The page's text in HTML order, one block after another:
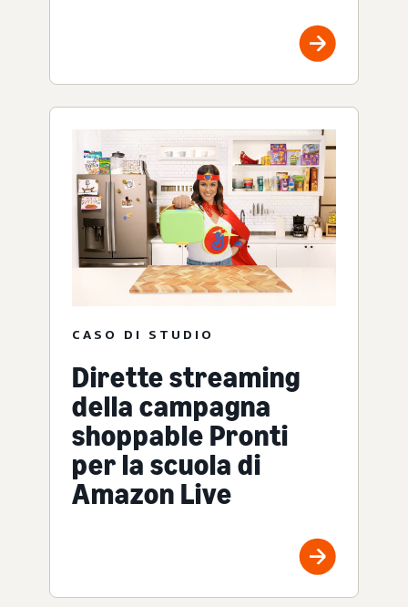
CASO DI STUDIO
Dirette streaming
della campagna
shoppable Pronti
per la scuola di
Amazon Live